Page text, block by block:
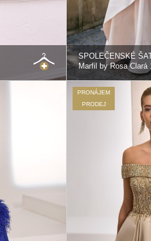
SPOLEČENSKÉ
Marfil by Rosa Clará
PRONÁJEM
PRODEJ